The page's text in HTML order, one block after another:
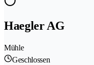
Haegler AG
Mühle
Geschlossen